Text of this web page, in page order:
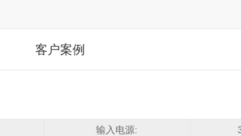
客户案例
输入电源: